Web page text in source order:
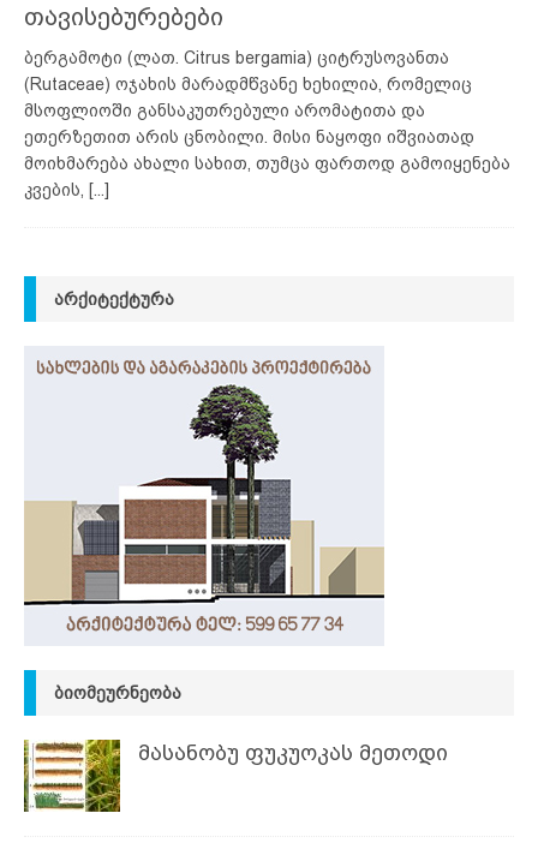
თავისებურებები
ბერგამოტი (ლათ. Citrus bergamia) ციტრუსოვანთა
(Rutaceae) ოჯახის მარადმწვანე ხეხილია, რომელიც
მსოფლიოში განსაკუთრებული არომატითა და
ეთერზეთით არის ცნობილი. მისი ნაყოფი იშვიათად
მოიხმარება ახალი სახით, თუმცა ფართოდ გამოიყენება
კვების,
[...]
ᲐᲠᲥᲘᲢᲔᲥᲢᲣᲠᲐ
ᲑᲘᲝᲛᲔᲣᲠᲜᲔᲝᲑᲐ
მასანობუ ფუკუოკას მეთოდი